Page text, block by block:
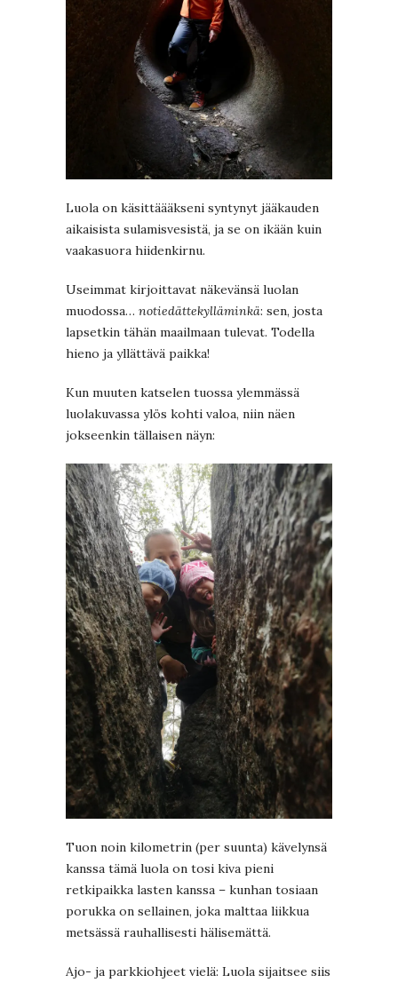
Luola on käsittäääkseni syntynyt jääkauden
aikaisista sulamisvesistä, ja se on ikään kuin
vaakasuora hiidenkirnu.
Useimmat kirjoittavat näkevänsä luolan
muodossa… notiedättekylläminkä: sen, josta
lapsetkin tähän maailmaan tulevat. Todella
hieno ja yllättävä paikka!
Kun muuten katselen tuossa ylemmässä
luolakuvassa ylös kohti valoa, niin näen
jokseenkin tällaisen näyn:
Tuon noin kilometrin (per suunta) kävelynsä
kanssa tämä luola on tosi kiva pieni
retkipaikka lasten kanssa – kunhan tosiaan
porukka on sellainen, joka malttaa liikkua
metsässä rauhallisesti hälisemättä.
Ajo- ja parkkiohjeet vielä: Luola sijaitsee siis